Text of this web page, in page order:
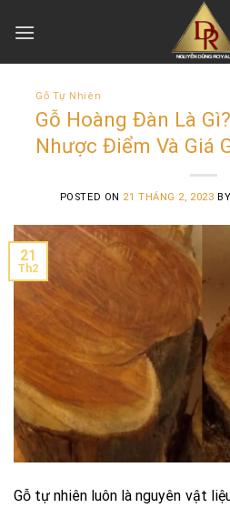
Gỗ Tự Nhiên
Gỗ Hoàng Đàn Là
Nhược Điểm Và Giá
POSTED ON 21 THÁNG 2, 2023 BY
21
Th2
Gỗ tự nhiên luôn là nguyên vật